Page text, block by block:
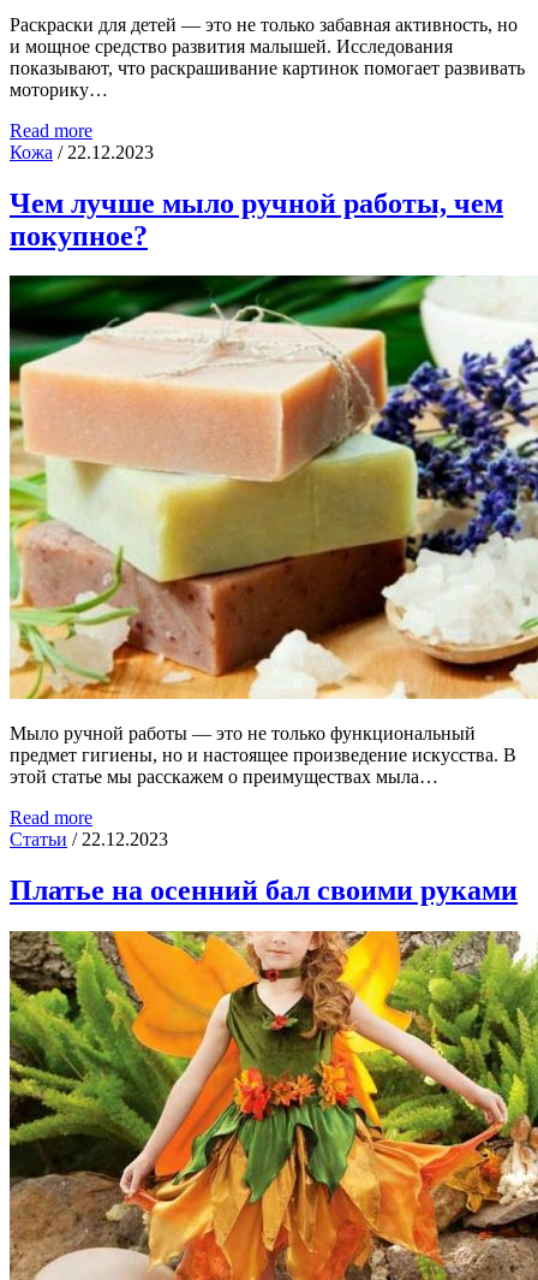
Раскраски для детей — это не только забавная активность, но
и мощное средство развития малышей. Исследования
показывают, что раскрашивание картинок помогает развивать
моторику…
Read more
Кожа / 22.12.2023
Чем лучше мыло ручной работы, чем
покупное?
Мыло ручной работы — это не только функциональный
предмет гигиены, но и настоящее произведение искусства. В
этой статье мы расскажем о преимуществах мыла…
Read more
Статьи / 22.12.2023
Платье на осенний бал своими руками